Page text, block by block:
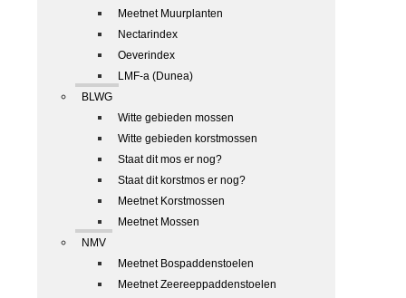
Meetnet Muurplanten
Nectarindex
Oeverindex
LMF-a (Dunea)
BLWG
Witte gebieden mossen
Witte gebieden korstmossen
Staat dit mos er nog?
Staat dit korstmos er nog?
Meetnet Korstmossen
Meetnet Mossen
NMV
Meetnet Bospaddenstoelen
Meetnet Zeereeppaddenstoelen